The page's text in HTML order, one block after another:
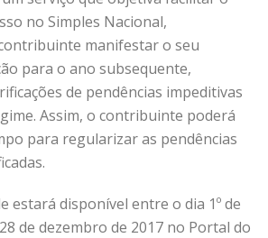
no Simples Nacional,
manifestar o seu
para o ano subsequente,
de pendências impeditivas
Assim, o contribuinte poderá
para regularizar as pendências
estará disponível entre o dia 1º de
de dezembro de 2017 no Portal do